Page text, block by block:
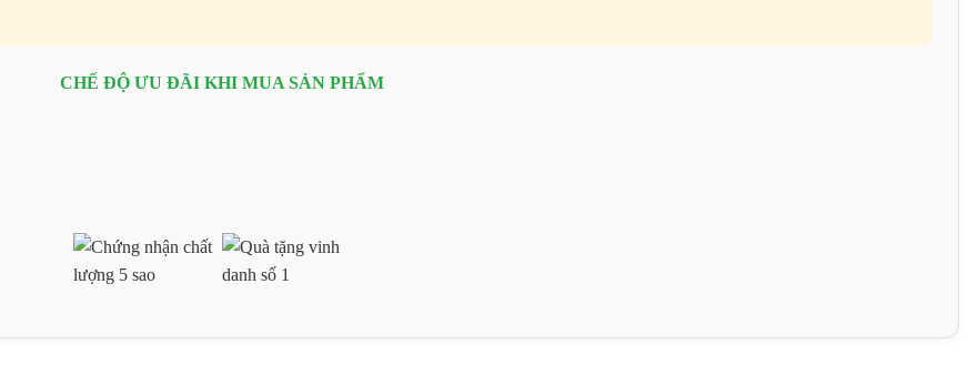
CHẾ ĐỘ ƯU ĐÃI KHI MUA SẢN PHẨM